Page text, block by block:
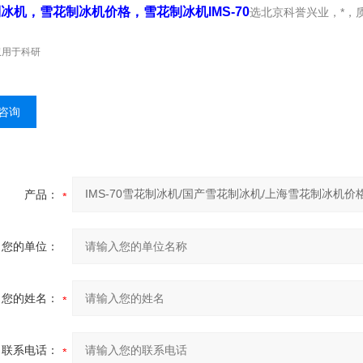
机，雪花制冰机价格，雪花制冰机IMS-70选北京科誉兴业，*，
于科研
询
产品：
您的单位：
您的姓名：
联系电话：